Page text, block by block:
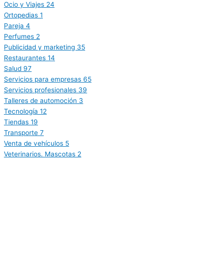
Ocio y Viajes 24
Ortopedias 1
Pareja 4
Perfumes 2
Publicidad y marketing 35
Restaurantes 14
Salud 97
Servicios para empresas 65
Servicios profesionales 39
Talleres de automoción 3
Tecnología 12
Tiendas 19
Transporte 7
Venta de vehículos 5
Veterinarios. Mascotas 2